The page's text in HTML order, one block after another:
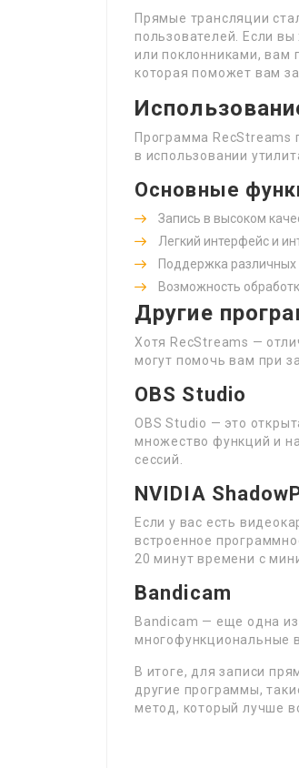
Прямые трансляции
пользователей. Если
или поклонниками, вам
которая поможет вам
Программа RecStreams
в использовании
Основные
Запись в высоком
Легкий интерфейс и
Поддержка
Возможность
Другие
Хотя RecStreams —
могут помочь вам при
OBS Studio
OBS Studio — это
множество функций и
сессий.
NVIDIA
Если у вас есть
встроенное
20 минут времени с
Bandicam
Bandicam — еще одна
многофункциональные
В итоге, для записи
другие программы,
метод, который лучше